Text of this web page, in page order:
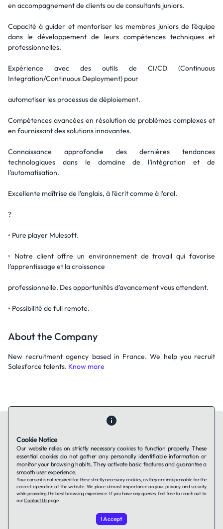
en accompagnement de clients ou de consultants juniors.
Capacité à guider et mentoriser les membres juniors de l’équipe
dans le développement de leurs compétences techniques et
professionnelles.
Expérience avec des outils de CI/CD (Continuous
Integration/Continuous Deployment) pour
automatiser les processus de déploiement.
Compétences avancées en résolution de problèmes complexes et
en fournissant des solutions innovantes.
Connaissance approfondie des dernières tendances
technologiques dans le domaine de l’intégration et de
l’automatisation.
Excellente maîtrise de l’anglais, à l’écrit comme à l’oral.
?
• Pure player Mulesoft.
• Notre client offre un environnement de travail qui favorise
l’apprentissage et la croissance
professionnelle. Des opportunités d’avancement vous attendent.
• Possibilité de full remote.
About the Company
New recruitment agency based in France. We help you recruit
Salesforce talents. Know more
Contact UsAbout UsCompanies using TAFFinPrivacy Policy
Terms of Service
LinkedIn
© 2026 TAFFin.Tech. All rights reserved.
Cookie Notice
Our website relies on strictly necessary cookies to function properly. These
essential cookies do not gather any personally identifiable information or
monitor your browsing habits. They activate basic features and guarantee a
smooth user experience.
Your consent is not required for these strictly necessary cookies, as they are indispensable for the
correct operation of the website. We place utmost importance on your privacy and security
while providing the best browsing experience. If you have any queries, feel free to reach out to
ourContact Uspage.
I Accept